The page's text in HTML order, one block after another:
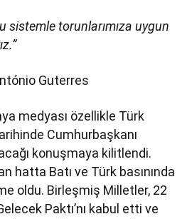
sistemle torunlarımıza uygun
Guterres
medyası özellikle Türk
Cumhurbaşkanı
konuşmaya kilitlendi.
hatta Batı ve Türk basınında
oldu. Birleşmiş Milletler, 22
Paktı’nı kabul etti ve